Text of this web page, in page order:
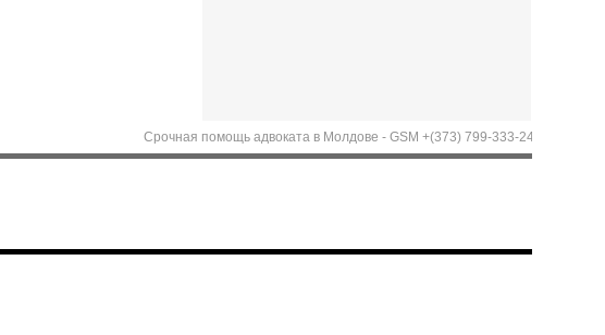
Срочная помощь адвоката в Молдове - GSM +(373) 799-333-24; Emergency